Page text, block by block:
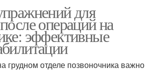
для
операций на
эффективные
грудном отделе позвоночника важно